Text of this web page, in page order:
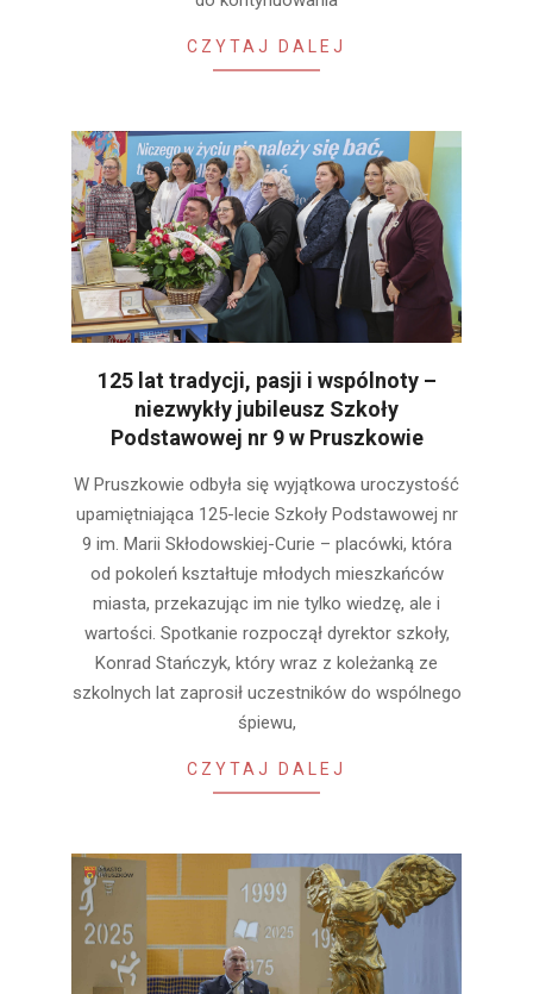
CZYTAJ DALEJ
125 lat tradycji, pasji i wspólnoty –
niezwykły jubileusz Szkoły
Podstawowej nr 9 w Pruszkowie
11-
08
W Pruszkowie odbyła się wyjątkowa uroczystość
upamiętniająca 125-lecie Szkoły Podstawowej nr
9 im. Marii Skłodowskiej-Curie – placówki, która
od pokoleń kształtuje młodych mieszkańców
miasta, przekazując im nie tylko wiedzę, ale i
wartości. Spotkanie rozpoczął dyrektor szkoły,
Konrad Stańczyk, który wraz z koleżanką ze
szkolnych lat zaprosił uczestników do wspólnego
śpiewu,
CZYTAJ DALEJ